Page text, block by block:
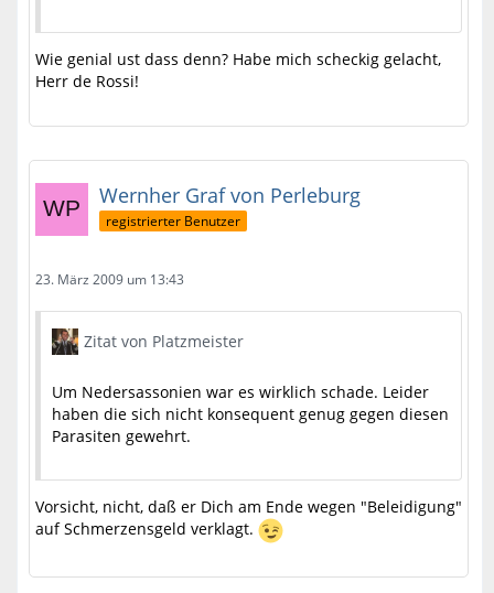
Wie genial ust dass denn? Habe mich scheckig gelacht,
Herr de Rossi!
Wernher Graf von Perleburg
registrierter Benutzer
23. März 2009 um 13:43
Zitat von Platzmeister
Um Nedersassonien war es wirklich schade. Leider
haben die sich nicht konsequent genug gegen diesen
Parasiten gewehrt.
Vorsicht, nicht, daß er Dich am Ende wegen "Beleidigung"
auf Schmerzensgeld verklagt.